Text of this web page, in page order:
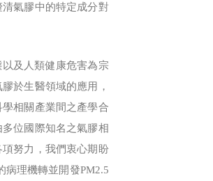
氣膠中的特定成分對
及人類健康危害為宗
於生醫領域的應用，
相關產業間之產學合
位國際知名之氣膠相
努力，我們衷心期盼
病理機轉並開發PM2.5